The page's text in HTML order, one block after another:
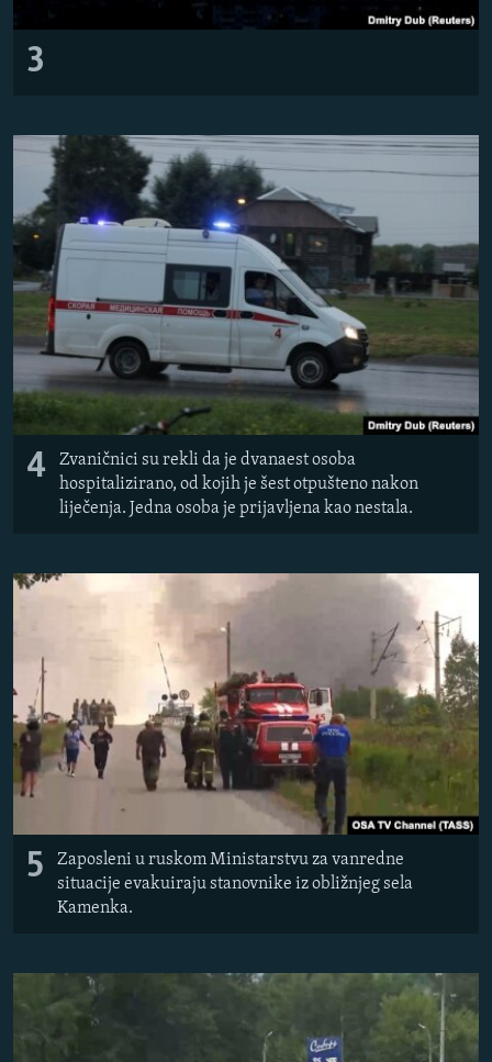
3
4
Zvaničnici su rekli da je dvanaest osoba
hospitalizirano, od kojih je šest otpušteno nakon
liječenja. Jedna osoba je prijavljena kao nestala.
5
Zaposleni u ruskom Ministarstvu za vanredne
situacije evakuiraju stanovnike iz obližnjeg sela
Kamenka.